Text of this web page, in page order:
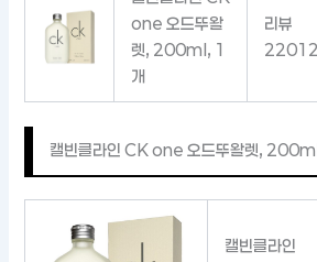
one 오드뚜왈
렛, 200ml, 1
개
리뷰
22012
캘빈클라인 CK one 오드뚜왈렛,
캘빈클라인